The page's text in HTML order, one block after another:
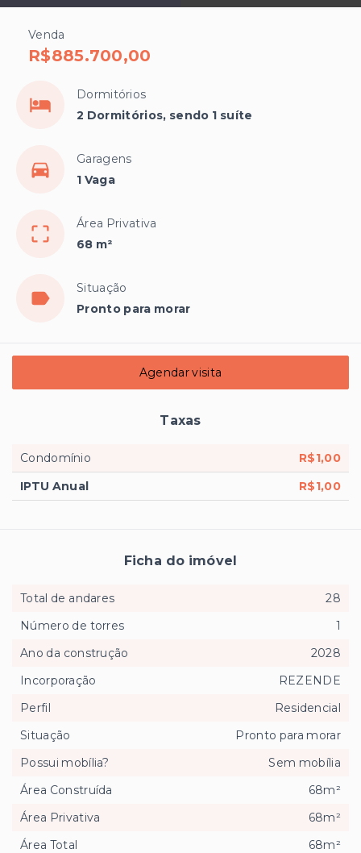
Venda
R$885.700,00
Dormitórios
2 Dormitórios, sendo 1 suíte
Garagens
1 Vaga
Área Privativa
68 m²
Situação
Pronto para morar
Agendar visita
Taxas
Condomínio
R$1,00
IPTU Anual
R$1,00
Ficha do imóvel
Total de andares
28
Número de torres
1
Ano da construção
2028
Incorporação
REZENDE
Perfil
Residencial
Situação
Pronto para morar
Possui mobília?
Sem mobília
Área Construída
68m²
Área Privativa
68m²
Área Total
68m²